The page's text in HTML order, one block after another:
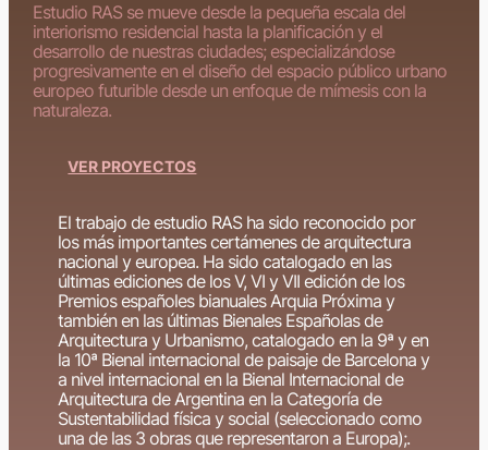
Estudio RAS se mueve desde la pequeña escala del
interiorismo residencial hasta la planificación y el
desarrollo de nuestras ciudades; especializándose
progresivamente en el diseño del espacio público urbano
europeo futurible desde un enfoque de mímesis con la
naturaleza.
VER PROYECTOS
El trabajo de estudio RAS ha sido reconocido por
los más importantes certámenes de arquitectura
nacional y europea. Ha sido catalogado en las
últimas ediciones de los V, VI y VII edición de los
Premios españoles bianuales Arquia Próxima y
también en las últimas Bienales Españolas de
Arquitectura y Urbanismo, catalogado en la 9ª y en
la 10ª Bienal internacional de paisaje de Barcelona y
a nivel internacional en la Bienal Internacional de
Arquitectura de Argentina en la Categoría de
Sustentabilidad física y social (seleccionado como
una de las 3 obras que representaron a Europa);.